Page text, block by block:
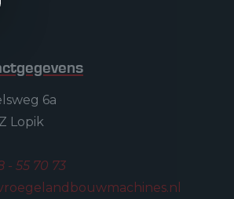
6a
Lopik
- 55 70 73